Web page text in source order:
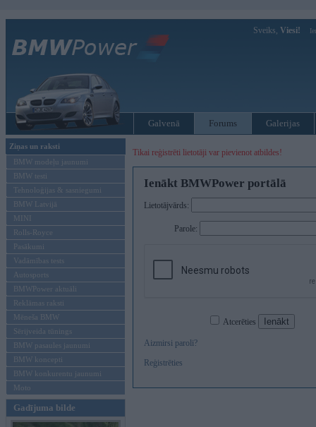
Sveiks, Viesi!
Galvenā Forums Galerijas
Ziņas un raksti
BMW modeļu jaunumi
BMW testi
Tehnoloģijas & sasniegumi
BMW Latvijā
MINI
Rolls-Royce
Pasākumi
Vadāmības tests
Autosports
BMWPower aktuāli
Reklāmas raksti
Mēneša BMW
Sērijveida tūnings
BMW pasaules jaunumi
BMW koncepti
BMW konkurentu jaunumi
Moto
Gadījuma bilde
Tikai reģistrēti lietotāji var pievienot atbildes!
Ienākt BMWPower portālā
Lietotājvārds:
Parole:
Atcerēties
Aizmirsi paroli?
Reģistrēties